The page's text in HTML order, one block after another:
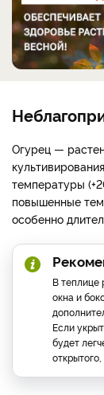
Огурец —
температуры
повышенные
особенно
В теплице
окна и
Если
будет
открытого,